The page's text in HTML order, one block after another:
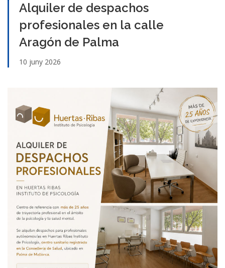
Alquiler de despachos
profesionales en la calle
Aragón de Palma
10 juny 2026